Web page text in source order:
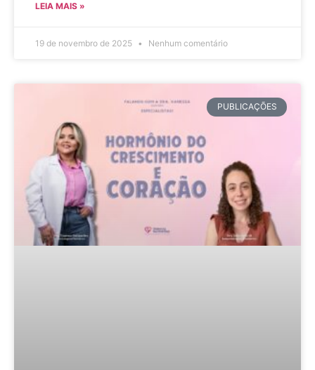
LEIA MAIS »
19 de novembro de 2025 Nenhum comentário
PUBLICAÇÕES